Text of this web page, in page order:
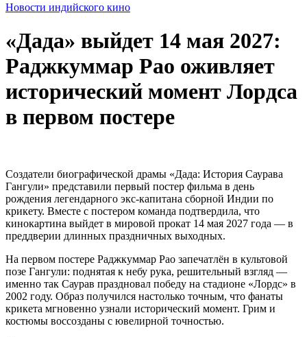
Новости индийского кино
«Дада» выйдет 14 мая 2027:
Раджкуммар Рао оживляет
исторический момент Лордса
в первом постере
Создатели биографической драмы «Дада: История Саурава
Гангули» представили первый постер фильма в день
рождения легендарного экс-капитана сборной Индии по
крикету. Вместе с постером команда подтвердила, что
кинокартина выйдет в мировой прокат 14 мая 2027 года — в
преддверии длинных праздничных выходных.
На первом постере Раджкуммар Рао запечатлён в культовой
позе Гангули: поднятая к небу рука, решительный взгляд —
именно так Саурав праздновал победу на стадионе «Лордс» в
2002 году. Образ получился настолько точным, что фанаты
крикета мгновенно узнали исторический момент. Грим и
костюмы воссозданы с ювелирной точностью.